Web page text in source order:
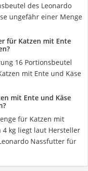
des Leonardo
ungefähr einer Menge
für Katzen mit Ente
16 Portionsbeutel
mit Ente und Käse
mit Ente und Käse
für Katzen mit
kg liegt laut Hersteller
Nassfutter für